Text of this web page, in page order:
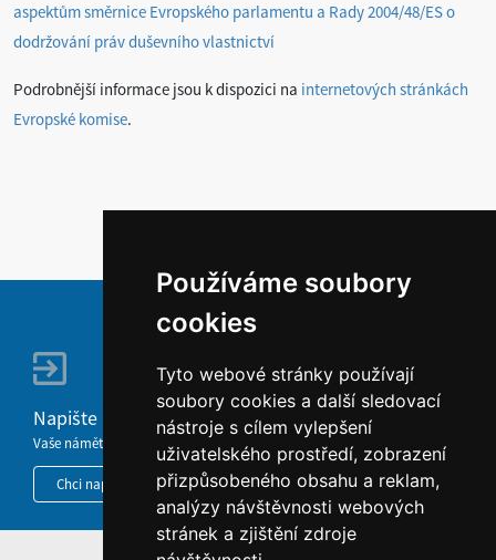
Používáme soubory
cookies
Tyto webové stránky používají
soubory cookies a další sledovací
nástroje s cílem vylepšení
uživatelského prostředí, zobrazení
přizpůsobeného obsahu a reklam,
analýzy návštěvnosti webových
stránek a zjištění zdroje
aspektům směrnice Evropského parlamentu a Rady 2004/48/ES o
dodržování práv duševního vlastnictví
Podrobnější informace jsou k dispozici na internetových stránkách
Evropské komise.
Napište nám
Vaše náměty, komentáře, připomínky a dotazy nezůstanou bez odezvy.
Chci napsat MKČR